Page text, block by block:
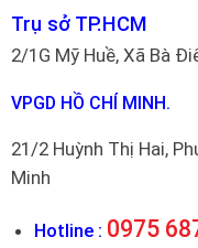
Trụ sở TP.HCM
2/1G Mỹ Huề, Xã Bà
VPGD HỒ CHÍ MINH.
21/2 Huỳnh Thị Hai,
Minh
Hotline : 0975